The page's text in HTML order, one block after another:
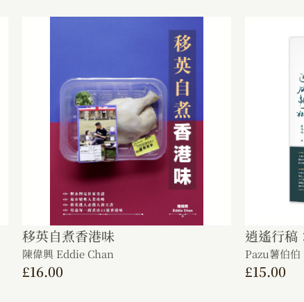
移英自煮香港味
陳偉興 Eddie Chan
£16.00
逍遙行稿
Pazu薯伯伯
£15.00